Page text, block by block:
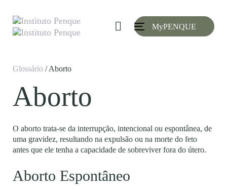
links to
primary
navigation
content
Toggle
MyPENQUE
Glossário / Aborto
Aborto
O aborto trata-se da interrupção, intencional ou espontânea, de
uma gravidez, resultando na expulsão ou na morte do feto
antes que ele tenha a capacidade de sobreviver fora do útero.
Aborto Espontâneo